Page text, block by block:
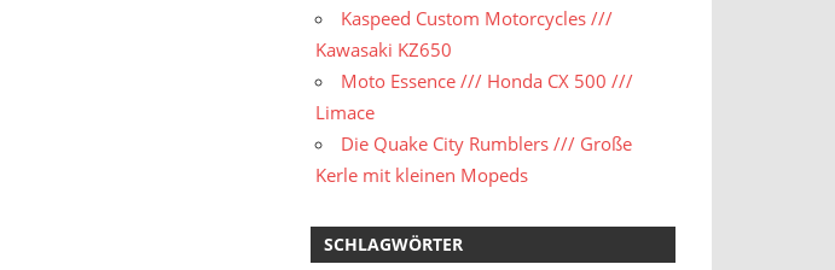
Kaspeed Custom Motorcycles ///
Kawasaki KZ650
Moto Essence /// Honda CX 500 ///
Limace
Die Quake City Rumblers /// Große
Kerle mit kleinen Mopeds
SCHLAGWÖRTER